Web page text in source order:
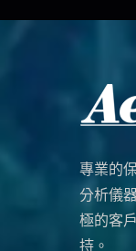
專業的
分析儀
極的客
持。